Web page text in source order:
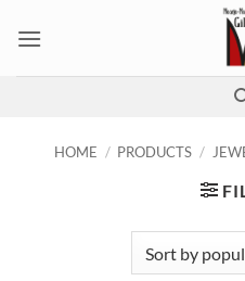
HOME / PRODUCTS /